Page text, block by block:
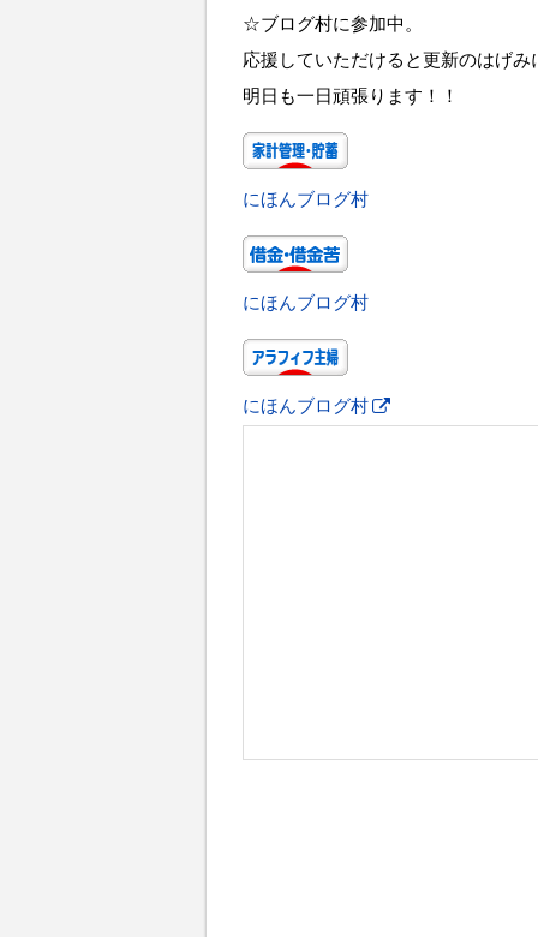
☆ブログ村に参加中。
応援していただけると更新のはげみ
明日も一日頑張ります！！
にほんブログ村
にほんブログ村
にほんブログ村